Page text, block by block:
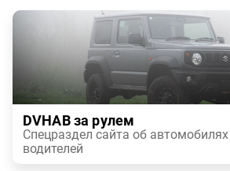
DVHAB за рулем
Спецраздел сайта об
водителей